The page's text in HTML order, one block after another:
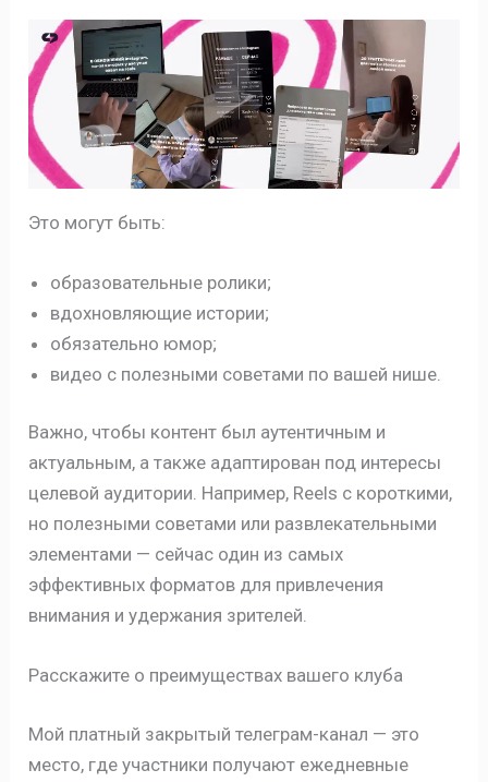
Это могут быть:
образовательные ролики;
вдохновляющие истории;
обязательно юмор;
видео с полезными советами по вашей нише.
Важно, чтобы контент был аутентичным и
актуальным, а также адаптирован под интересы
целевой аудитории. Например, Reels с короткими,
но полезными советами или развлекательными
элементами — сейчас один из самых
эффективных форматов для привлечения
внимания и удержания зрителей.
Расскажите о преимуществах вашего клуба
Мой платный закрытый телеграм-канал — это
место, где участники получают ежедневные